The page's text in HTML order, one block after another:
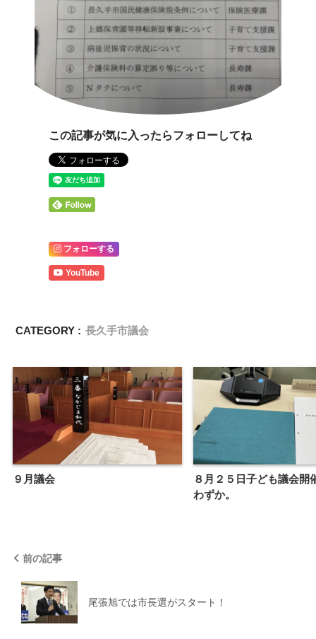
この記事が気に入ったらフォローしてね
フォローする
YouTube
CATEGORY : 長久手市議会
９月議会
８月２５日子ども議会開
わずか。
前の記事
尾張旭では市長選がスタート！